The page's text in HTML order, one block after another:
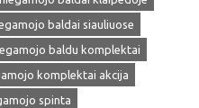
baldai siauliuose
baldu komplektai
komplektai akcija
spinta